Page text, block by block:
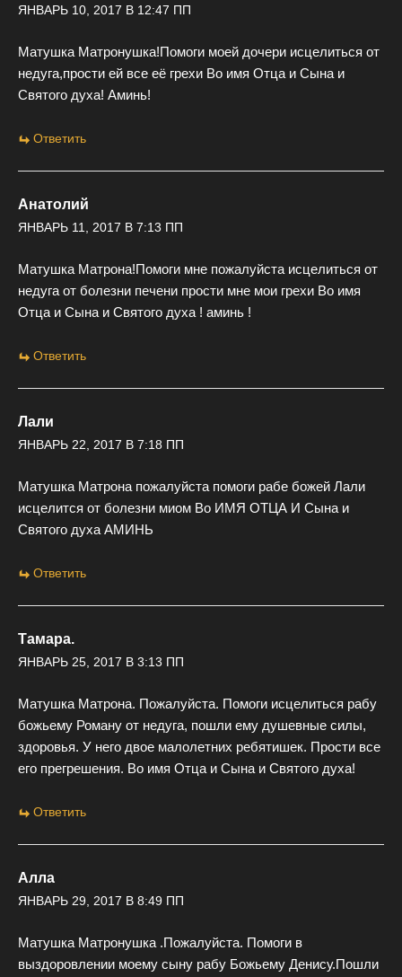
ЯНВАРЬ 10, 2017 В 12:47 ПП
Матушка Матронушка!Помоги моей дочери исцелиться от
недуга,прости ей все её грехи Во имя Отца и Сына и
Святого духа! Аминь!
Ответить
Анатолий
ЯНВАРЬ 11, 2017 В 7:13 ПП
Матушка Матрона!Помоги мне пожалуйста исцелиться от
недуга от болезни печени прости мне мои грехи Во имя
Отца и Сына и Святого духа ! аминь !
Ответить
Лали
ЯНВАРЬ 22, 2017 В 7:18 ПП
Матушка Матрона пожалуйста помоги рабе божей Лали
исцелится от болезни миом Во ИМЯ ОТЦА И Сына и
Святого духа АМИНЬ
Ответить
Тамара.
ЯНВАРЬ 25, 2017 В 3:13 ПП
Матушка Матрона. Пожалуйста. Помоги исцелиться рабу
божьему Роману от недуга, пошли ему душевные силы,
здоровья. У него двое малолетних ребятишек. Прости все
его прегрешения. Во имя Отца и Сына и Святого духа!
Ответить
Алла
ЯНВАРЬ 29, 2017 В 8:49 ПП
Матушка Матронушка .Пожалуйста. Помоги в
выздоровлении моему сыну рабу Божьему Денису.Пошли